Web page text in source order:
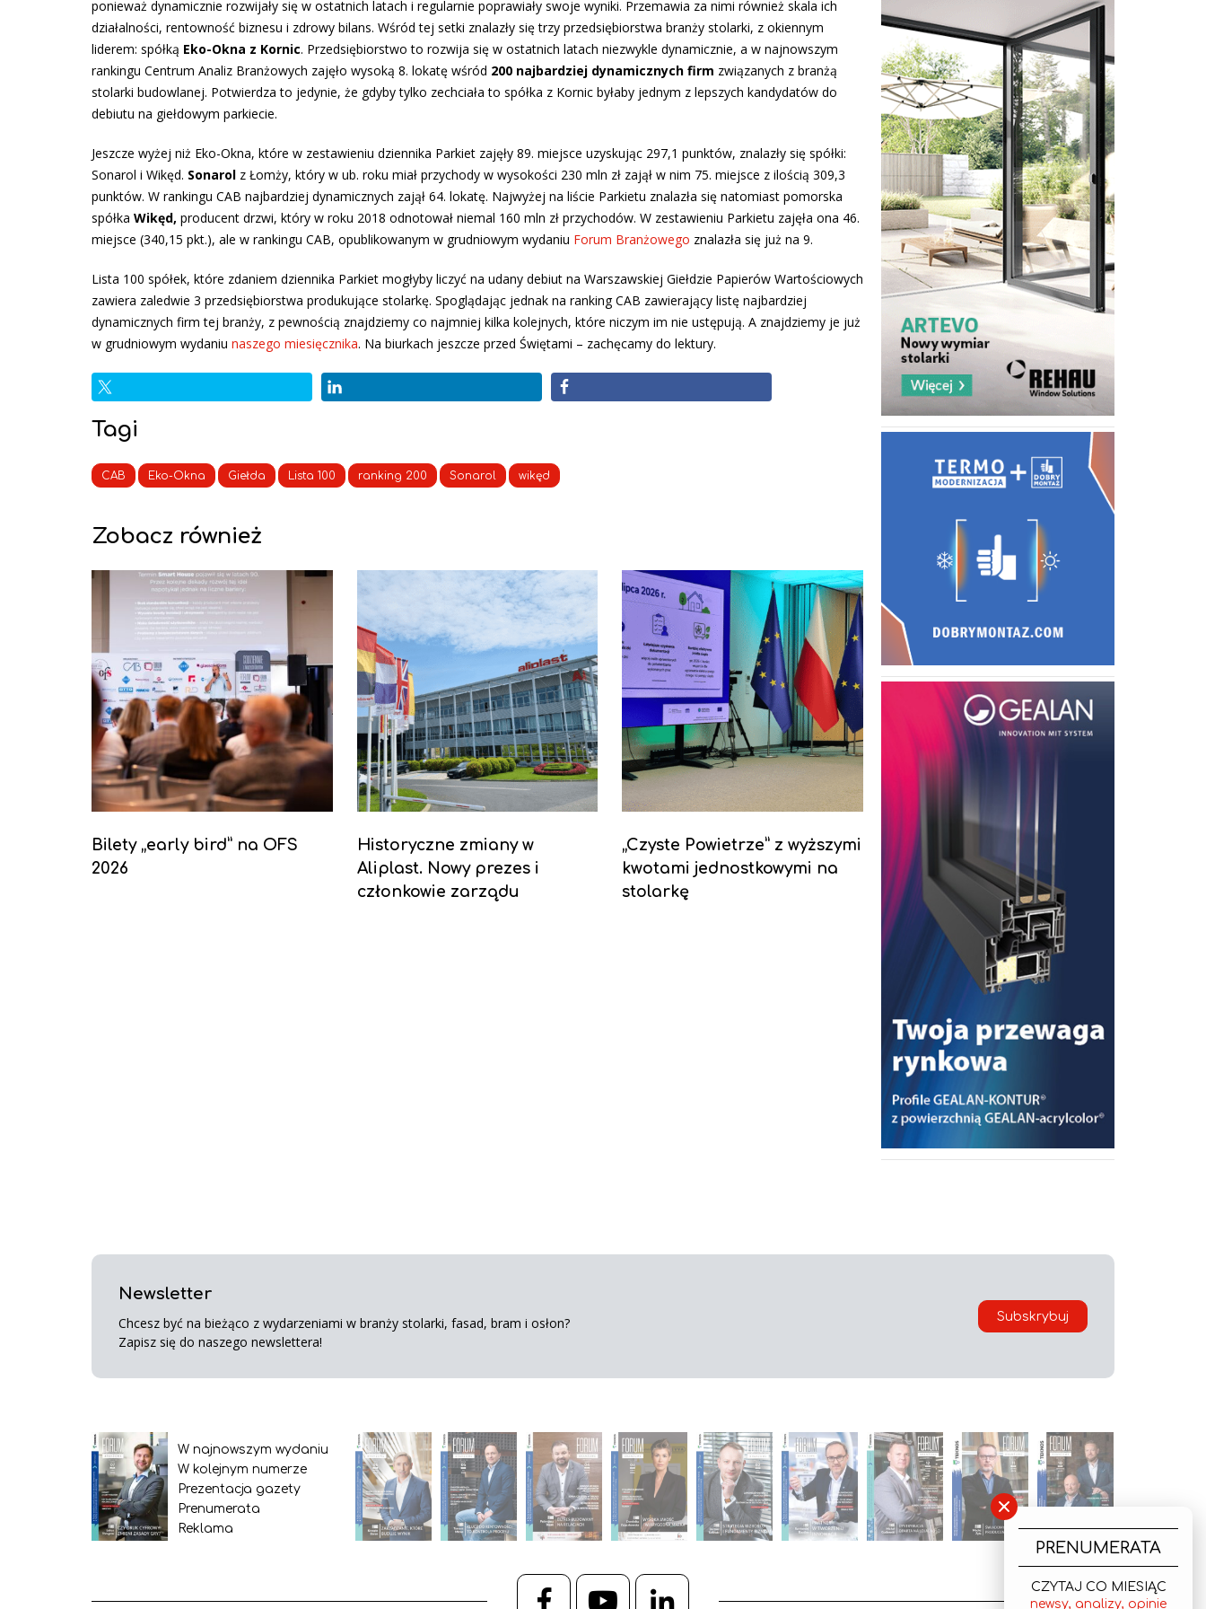
ponieważ dynamicznie rozwijały się w ostatnich latach i regularnie poprawiały swoje wyniki. Przemawia za nimi również skala ich
działalności, rentowność biznesu i zdrowy bilans. Wśród tej setki znalazły się trzy przedsiębiorstwa branży stolarki, z okiennym
liderem: spółką Eko-Okna z Kornic. Przedsiębiorstwo to rozwija się w ostatnich latach niezwykle dynamicznie, a w najnowszym
rankingu Centrum Analiz Branżowych zajęło wysoką 8. lokatę wśród 200 najbardziej dynamicznych firm związanych z branżą
stolarki budowlanej. Potwierdza to jedynie, że gdyby tylko zechciała to spółka z Kornic byłaby jednym z lepszych kandydatów do
debiutu na giełdowym parkiecie.
Jeszcze wyżej niż Eko-Okna, które w zestawieniu dziennika Parkiet zajęły 89. miejsce uzyskując 297,1 punktów, znalazły się spółki:
Sonarol i Wikęd. Sonarol z Łomży, który w ub. roku miał przychody w wysokości 230 mln zł zajął w nim 75. miejsce z ilością 309,3
punktów. W rankingu CAB najbardziej dynamicznych zajął 64. lokatę. Najwyżej na liście Parkietu znalazła się natomiast pomorska
spółka Wikęd, producent drzwi, który w roku 2018 odnotował niemal 160 mln zł przychodów. W zestawieniu Parkietu zajęła ona 46.
miejsce (340,15 pkt.), ale w rankingu CAB, opublikowanym w grudniowym wydaniu Forum Branżowego znalazła się już na 9.
Lista 100 spółek, które zdaniem dziennika Parkiet mogłyby liczyć na udany debiut na Warszawskiej Giełdzie Papierów Wartościowych
zawiera zaledwie 3 przedsiębiorstwa produkujące stolarkę. Spoglądając jednak na ranking CAB zawierający listę najbardziej
dynamicznych firm tej branży, z pewnością znajdziemy co najmniej kilka kolejnych, które niczym im nie ustępują. A znajdziemy je już
w grudniowym wydaniu naszego miesięcznika. Na biurkach jeszcze przed Świętami – zachęcamy do lektury.
Tagi
CAB Eko-Okna Giełda Lista 100 ranking 200 Sonarol wikęd
Zobacz również
Bilety „early bird” na OFS
2026
Historyczne zmiany w
Aliplast. Nowy prezes i
członkowie zarządu
„Czyste Powietrze” z wyższymi
kwotami jednostkowymi na
stolarkę
Newsletter
Chcesz być na bieżąco z wydarzeniami w branży stolarki, fasad, bram i osłon?
Zapisz się do naszego newslettera!
Subskrybuj
W najnowszym wydaniu
W kolejnym numerze
Prezentacja gazety
Prenumerata
Reklama
FacebookYouTube
LinkedIn
×
PRENUMERATA
CZYTAJ CO MIESIĄC
newsy, analizy, opinie